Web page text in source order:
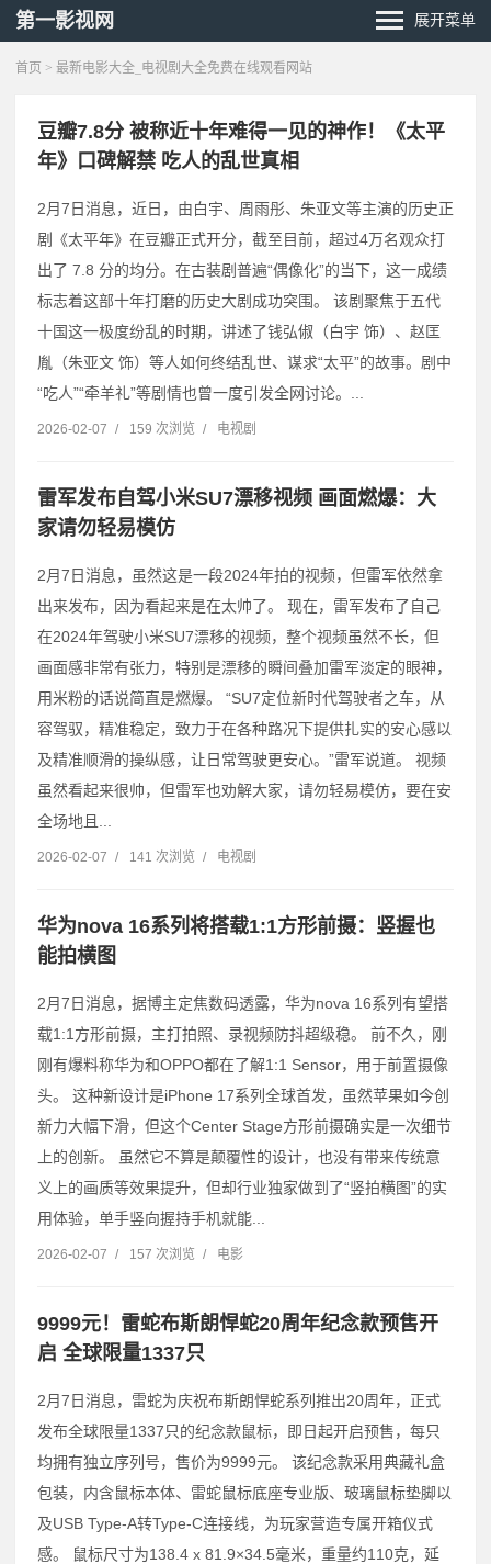
第一影视网 展开菜单
首页 > 最新电影大全_电视剧大全免费在线观看网站
豆瓣7.8分 被称近十年难得一见的神作！《太平
年》口碑解禁 吃人的乱世真相
2月7日消息，近日，由白宇、周雨彤、朱亚文等主演的历史正
剧《太平年》在豆瓣正式开分，截至目前，超过4万名观众打
出了 7.8 分的均分。在古装剧普遍“偶像化”的当下，这一成绩
标志着这部十年打磨的历史大剧成功突围。 该剧聚焦于五代
十国这一极度纷乱的时期，讲述了钱弘俶（白宇 饰）、赵匡
胤（朱亚文 饰）等人如何终结乱世、谋求“太平”的故事。剧中
“吃人”“牵羊礼”等剧情也曾一度引发全网讨论。...
2026-02-07 / 159 次浏览 / 电视剧
雷军发布自驾小米SU7漂移视频 画面燃爆：大
家请勿轻易模仿
2月7日消息，虽然这是一段2024年拍的视频，但雷军依然拿
出来发布，因为看起来是在太帅了。 现在，雷军发布了自己
在2024年驾驶小米SU7漂移的视频，整个视频虽然不长，但
画面感非常有张力，特别是漂移的瞬间叠加雷军淡定的眼神，
用米粉的话说简直是燃爆。 “SU7定位新时代驾驶者之车，从
容驾驭，精准稳定，致力于在各种路况下提供扎实的安心感以
及精准顺滑的操纵感，让日常驾驶更安心。”雷军说道。 视频
虽然看起来很帅，但雷军也劝解大家，请勿轻易模仿，要在安
全场地且...
2026-02-07 / 141 次浏览 / 电视剧
华为nova 16系列将搭载1:1方形前摄：竖握也
能拍横图
2月7日消息，据博主定焦数码透露，华为nova 16系列有望搭
载1:1方形前摄，主打拍照、录视频防抖超级稳。 前不久，刚
刚有爆料称华为和OPPO都在了解1:1 Sensor，用于前置摄像
头。 这种新设计是iPhone 17系列全球首发，虽然苹果如今创
新力大幅下滑，但这个Center Stage方形前摄确实是一次细节
上的创新。 虽然它不算是颠覆性的设计，也没有带来传统意
义上的画质等效果提升，但却行业独家做到了“竖拍横图”的实
用体验，单手竖向握持手机就能...
2026-02-07 / 157 次浏览 / 电影
9999元！雷蛇布斯朗悍蛇20周年纪念款预售开
启 全球限量1337只
2月7日消息，雷蛇为庆祝布斯朗悍蛇系列推出20周年，正式
发布全球限量1337只的纪念款鼠标，即日起开启预售，每只
均拥有独立序列号，售价为9999元。 该纪念款采用典藏礼盒
包装，内含鼠标本体、雷蛇鼠标底座专业版、玻璃鼠标垫脚以
及USB Type-A转Type-C连接线，为玩家营造专属开箱仪式
感。 鼠标尺寸为138.4 x 81.9×34.5毫米，重量约110克，延